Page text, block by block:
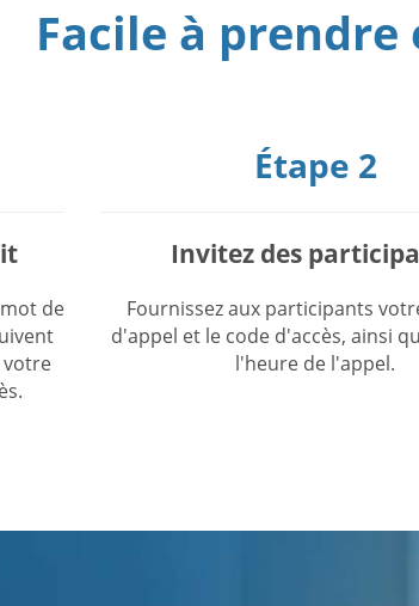
Facile à prendre
de
votre
Étape 2
Invitez des
Fournissez aux participants
d'appel et le code d'accès, ainsi
l'heure de l'appel.